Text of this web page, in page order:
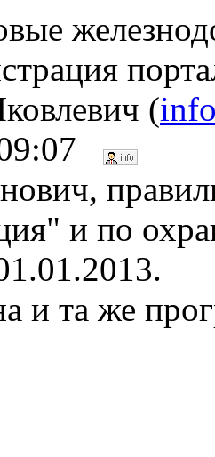
(
и по
и та же